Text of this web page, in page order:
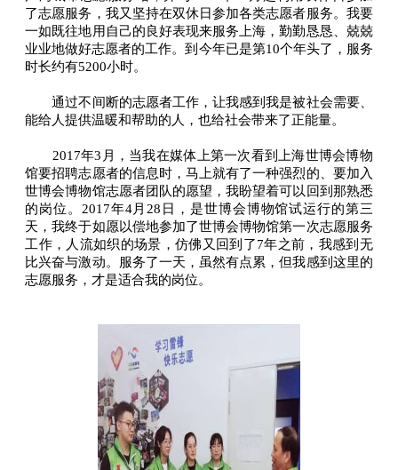
了志愿服务，我又坚持在双休日参加各类志愿者服务。我要
一如既往地用自己的良好表现来服务上海，勤勤恳恳、兢兢
业业地做好志愿者的工作。到今年已是第10个年头了，服务
时长约有5200小时。
通过不间断的志愿者工作，让我感到我是被社会需要、
能给人提供温暖和帮助的人，也给社会带来了正能量。
2017年3月，当我在媒体上第一次看到上海世博会博物
馆要招聘志愿者的信息时，马上就有了一种强烈的、要加入
世博会博物馆志愿者团队的愿望，我盼望着可以回到那熟悉
的岗位。2017年4月28日，是世博会博物馆试运行的第三
天，我终于如愿以偿地参加了世博会博物馆第一次志愿服务
工作，人流如织的场景，仿佛又回到了7年之前，我感到无
比兴奋与激动。服务了一天，虽然有点累，但我感到这里的
志愿服务，才是适合我的岗位。